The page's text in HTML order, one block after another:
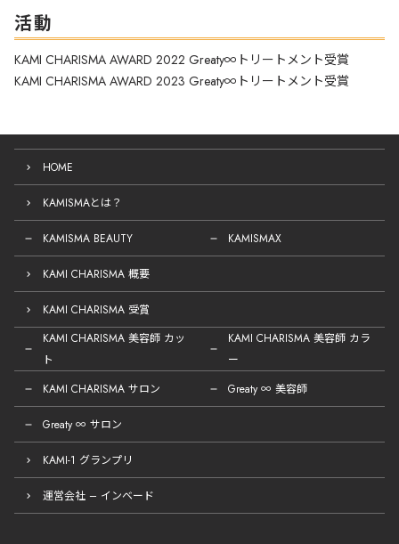
活動
KAMI CHARISMA AWARD 2022 Greaty∞トリートメント受賞
KAMI CHARISMA AWARD 2023 Greaty∞トリートメント受賞
HOME
KAMISMAとは？
KAMISMA BEAUTY KAMISMAX
KAMI CHARISMA 概要
KAMI CHARISMA 受賞
KAMI CHARISMA 美容師 カッ
ト
KAMI CHARISMA 美容師 カラ
ー
KAMI CHARISMA サロン
Greaty ∞ 美容師
Greaty ∞ サロン
KAMI-1 グランプリ
運営会社 – インベード